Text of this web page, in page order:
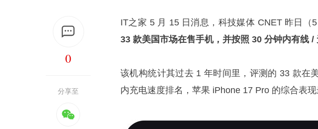
0
分享至
IT之家 5 月 15 日消息，科技媒体 CNET 昨日（
33 款美国市场在售手机，并按照 30 分钟内有线 /
该机构统计其过去 1 年时间里，评测的 33 款在
内充电速度排名，苹果 iPhone 17 Pro 的综合表现